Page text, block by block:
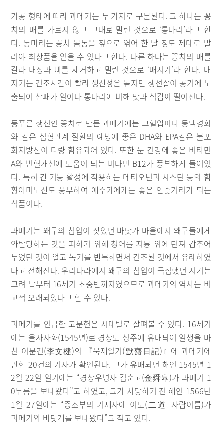
가공 형태에 따라 과메기는 두 가지로 구분된다. 그 하나는 꽁
치의 배를 가르지 않고 그대로 말린 것으로 ‘통마리’라고 한
다. 통마리는 꽁치 몸통을 짚으로 엮어 한 달 정도 제대로 말
려야 최상품을 얻을 수 있다고 한다. 다른 하나는 꽁치의 배를
갈라 내장과 뼈를 제거하고 말린 것으로 ‘배지기’라 한다. 배
지기는 건조시간이 빨라 생산성은 높지만 생선살이 공기에 노
출되어 산패가 일어나 통마리에 비해 맛과 식감이 떨어진다.
등푸른 생선인 꽁치로 만든 과메기에는 고혈압이나 동맥경화
와 같은 심혈관계 질환의 예방에 좋은 DHA와 EPA같은 불포
화지방산이 다량 함유되어 있다. 또한 눈 건강에 좋은 비타민
A와 빈혈개선에 도움이 되는 비타민 B12가 풍부하게 들어있
다. 특히 간 기능 활성에 작용하는 메티오닌과 시스틴 등의 함
황아미노산도 풍부하여 애주가에게는 좋은 안줏거리가 되는
식품이다.
과메기는 왜구의 침입이 잦았던 바닷가 마을에서 왜구들에게
약탈당하는 것을 피하기 위해 청어를 지붕 위에 던져 감추어
두었던 것이 얼고 녹기를 반복하면서 건조된 것에서 유래하였
다고 전해진다. 우리나라에서 왜구의 침입이 극심했던 시기는
고려 말부터 16세기 초중반까지였으므로 과메기의 역사는 비
교적 오래되었다고 할 수 있다.
과메기를 언급한 고문헌은 시대별로 살펴볼 수 있다. 16세기
에는 을사사화(1545년)로 경상도 성주에 유배되어 일생을 마
친 이문건(李文楗)의 『묵재일기(默齋日記)』에 과메기에
관한 20건의 기사가 확인된다. 그가 유배되던 해인 1545년 1
2월 22일 일기에는 “경상우병사 김순고(金舜皐)가 과메기 1
0두름을 보내왔다”고 하였고, 그가 사망하기 전 해인 1566년
1월 27일에는 “증조부의 기제사에 이도(二道, 사람이름)가
과메기와 바닷게를 보내왔다”고 적고 있다.